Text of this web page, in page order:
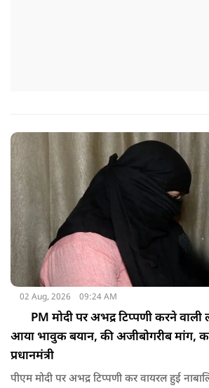
02 Aug, 2026 09:24 AM
PM मोदी पर अभद्र टिप्पणी करने
आया भावुक बयान, की अजीबोगरीब मांग,
प्रधानमंत्री
पीएम मोदी पर अभद्र टिप्पणी कर वायरल हुई